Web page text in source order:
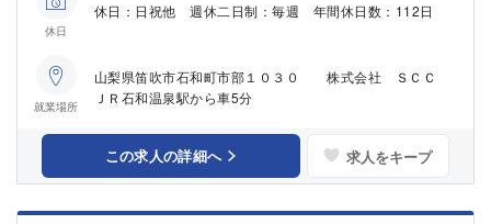
休日
休日：日祝他 週休二日制：毎週 年間休日数：112日
就業場所
山梨県笛吹市石和町市部１０３０ 株式会社 ＳＣＣ
ＪＲ石和温泉駅から車5分
この求人の詳細へ 求人をキープ